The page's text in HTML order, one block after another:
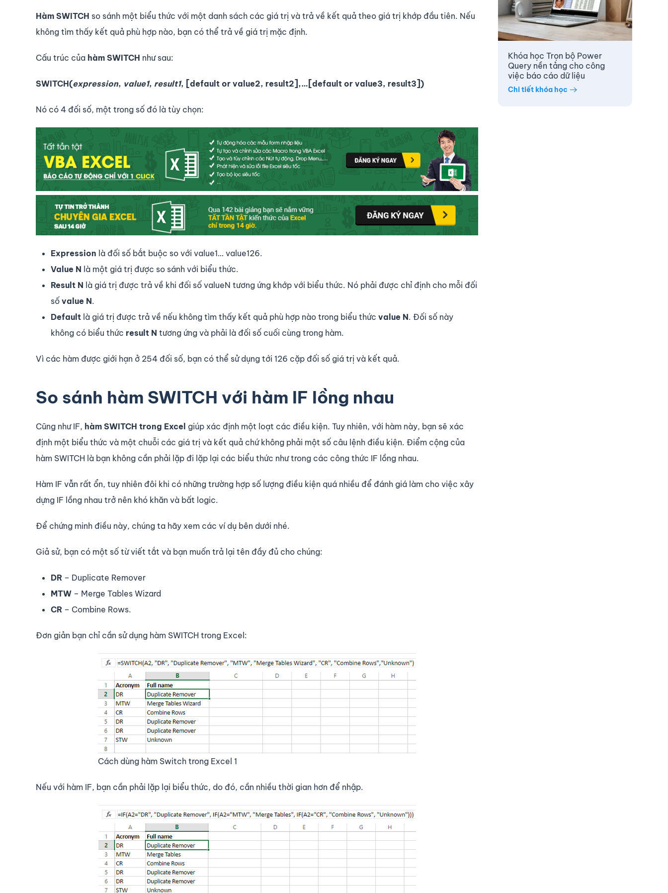
Hàm SWITCH so sánh một biểu thức với một danh sách các giá trị và trả về kết quả theo giá trị khớp đầu tiên. Nếu
không tìm thấy kết quả phù hợp nào, bạn có thể trả về giá trị mặc định.
Cấu trúc của hàm SWITCH như sau:
SWITCH(expression, value1, result1, [default or value2, result2],…[default or value3, result3])
Nó có 4 đối số, một trong số đó là tùy chọn:
Expression là đối số bắt buộc so với value1… value126.
Value N là một giá trị được so sánh với biểu thức.
Result N là giá trị được trả về khi đối số valueN tương ứng khớp với biểu thức. Nó phải được chỉ định cho mỗi đối
số value N.
Default là giá trị được trả về nếu không tìm thấy kết quả phù hợp nào trong biểu thức value N. Đối số này
không có biểu thức result N tương ứng và phải là đối số cuối cùng trong hàm.
Vì các hàm được giới hạn ở 254 đối số, bạn có thể sử dụng tới 126 cặp đối số giá trị và kết quả.
So sánh hàm SWITCH với hàm IF lồng nhau
Cũng như IF, hàm SWITCH trong Excel giúp xác định một loạt các điều kiện. Tuy nhiên, với hàm này, bạn sẽ xác
định một biểu thức và một chuỗi các giá trị và kết quả chứ không phải một số câu lệnh điều kiện. Điểm cộng của
hàm SWITCH là bạn không cần phải lặp đi lặp lại các biểu thức như trong các công thức IF lồng nhau.
Hàm IF vẫn rất ổn, tuy nhiên đôi khi có những trường hợp số lượng điều kiện quá nhiều để đánh giá làm cho việc xây
dựng IF lồng nhau trở nên khó khăn và bất logic.
Để chứng minh điều này, chúng ta hãy xem các ví dụ bên dưới nhé.
Giả sử, bạn có một số từ viết tắt và bạn muốn trả lại tên đầy đủ cho chúng:
DR – Duplicate Remover
MTW – Merge Tables Wizard
CR – Combine Rows.
Đơn giản bạn chỉ cần sử dụng hàm SWITCH trong Excel:
Cách dùng hàm Switch trong Excel 1
Nếu với hàm IF, bạn cần phải lặp lại biểu thức, do đó, cần nhiều thời gian hơn để nhập.
Khóa học Trọn bộ Power
Query nền tảng cho công
việc báo cáo dữ liệu
Chi tiết khóa học